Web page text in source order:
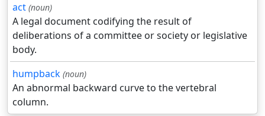
act (noun)
A legal document codifying the result of
deliberations of a committee or society or legislative
body.
humpback (noun)
An abnormal backward curve to the vertebral
column.